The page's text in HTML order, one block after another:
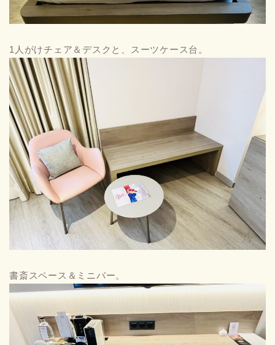
1人がけチェア＆デスクと、スーツケース台。
書斎スペース＆ミニバー。